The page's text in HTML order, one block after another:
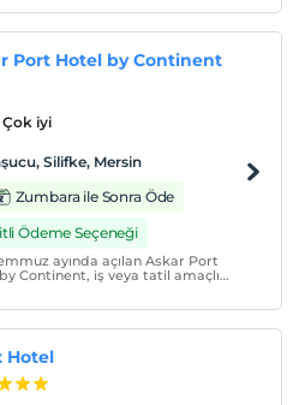
Port Hotel by Continent
Çok iyi
Silifke, Mersin
Zumbara ile Sonra Öde
Ödeme Seçeneği
ayında açılan Askar Port
Continent, iş veya tatil amaçlı
Hotel